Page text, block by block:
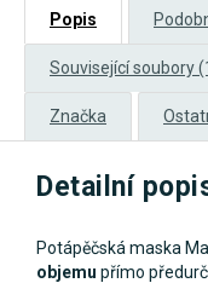
Popis
Související soubory
Značka
Detailní
Potápěčská maska
objemu přímo